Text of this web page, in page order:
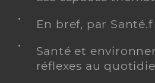
En bref, par
Santé et
réflexes au